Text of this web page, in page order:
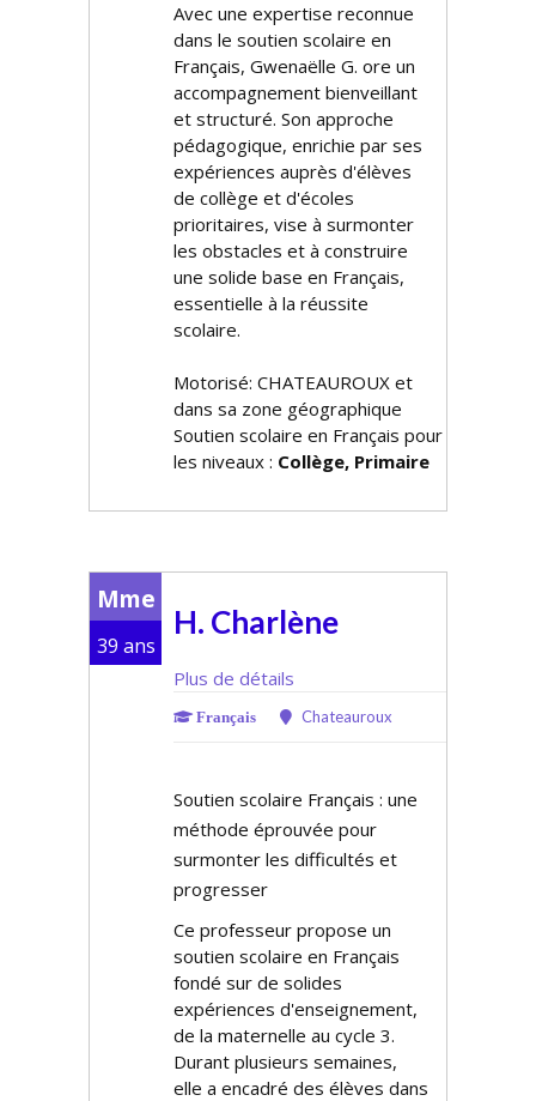
Avec une expertise reconnue
dans le soutien scolaire en
Français, Gwenaëlle G. offre un
accompagnement bienveillant
et structuré. Son approche
pédagogique, enrichie par ses
expériences auprès d'élèves
de collège et d'écoles
prioritaires, vise à surmonter
les obstacles et à construire
une solide base en Français,
essentielle à la réussite
scolaire.
Motorisé: CHATEAUROUX et
dans sa zone géographique
Soutien scolaire en Français pour
les niveaux : Collège, Primaire
Mme
39 ans
H. Charlène
Plus de détails
Français Chateauroux
Soutien scolaire Français : une
méthode éprouvée pour
surmonter les difficultés et
progresser
Ce professeur propose un
soutien scolaire en Français
fondé sur de solides
expériences d'enseignement,
de la maternelle au cycle 3.
Durant plusieurs semaines,
elle a encadré des élèves dans